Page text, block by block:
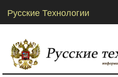
Русские Технологии